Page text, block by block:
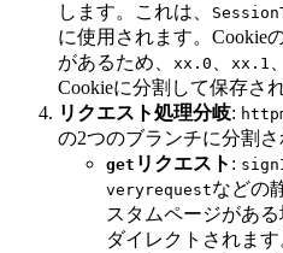
します。これは、
に使用されます。Cookie
があるため、 xx.0 xx.1
Cookieに分割して保存さ
リクエスト処理分岐:
の2つのブランチに分割さ
get リクエスト :
veryrequestなどの
スタムページがあ
ダイレクトされます